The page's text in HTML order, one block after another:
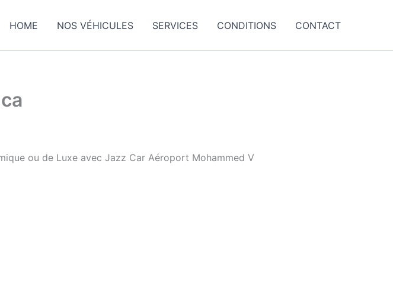
HOME NOS VÉHICULES SERVICES CONDITIONS CONTACT
ou de Luxe avec Jazz Car Aéroport Mohammed V